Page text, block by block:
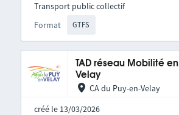
Format GTFS
Transport public collectif
TAD réseau Mobilité en
Velay
CA du Puy-en-Velay
créé le 13/03/2026